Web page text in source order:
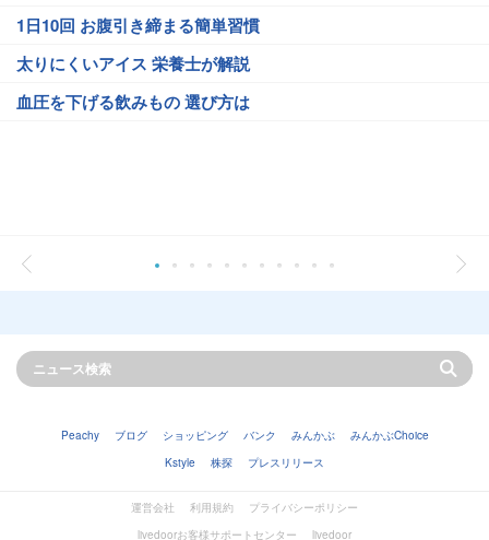
1日10回 お腹引き締まる簡単習慣
太りにくいアイス 栄養士が解説
血圧を下げる飲みもの 選び方は
Peachy ブログ ショッピング バンク みんかぶ
みんかぶChoice
Kstyle
株探 プレスリリース
運営会社 利用規約
プライバシーポリシー
livedoorお客様サポートセンター
livedoor